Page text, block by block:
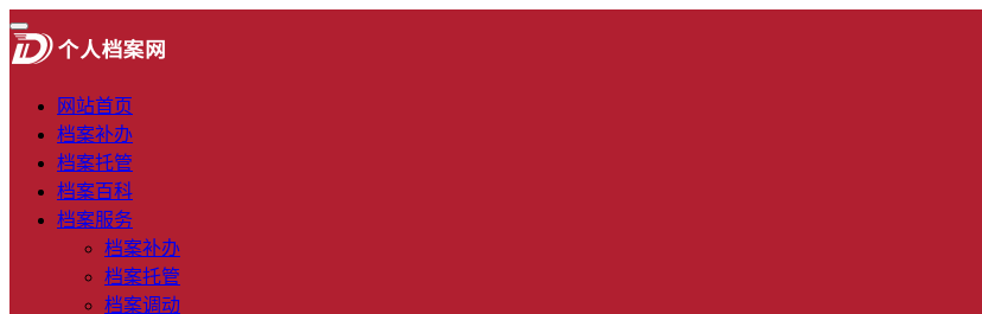
网站首页
档案补办
档案托管
档案百科
档案服务
档案补办
档案托管
档案调动